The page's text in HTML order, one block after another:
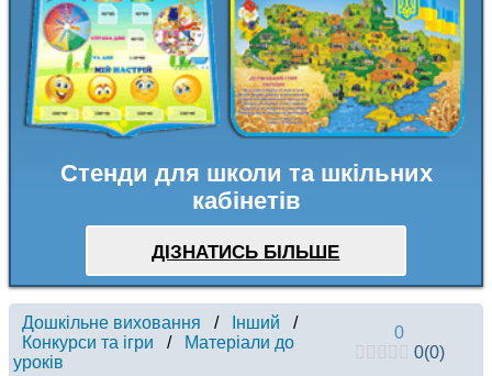
Стенди для школи та шкільних
кабінетів
ДІЗНАТИСЬ БІЛЬШЕ
Дошкільне виховання / Інший
/
Конкурси та ігри
/
Матеріали до
уроків
0
0(0)